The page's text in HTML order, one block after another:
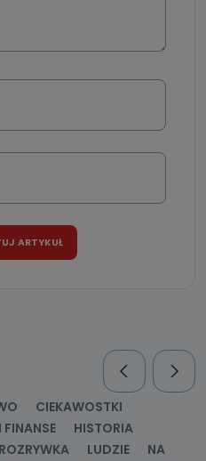
CIEKAWOSTKI
HISTORIA
LUDZIE
NA